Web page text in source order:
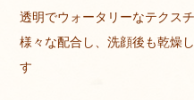
透明でウォータリーなテクス
様々な配合し、洗顔後も乾燥
す